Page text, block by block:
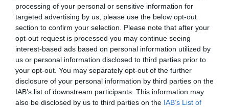
processing of your personal or sensitive information for
targeted advertising by us, please use the below opt-out
section to confirm your selection. Please note that after your
opt-out request is processed you may continue seeing
interest-based ads based on personal information utilized by
us or personal information disclosed to third parties prior to
your opt-out. You may separately opt-out of the further
disclosure of your personal information by third parties on the
IAB’s list of downstream participants. This information may
also be disclosed by us to third parties on the IAB’s List of
La obra también ha incluido larenovación del firme
mejora de la señalizaciónen todo el tramo de
acceso al municipio, con el objetivo de reforzar la